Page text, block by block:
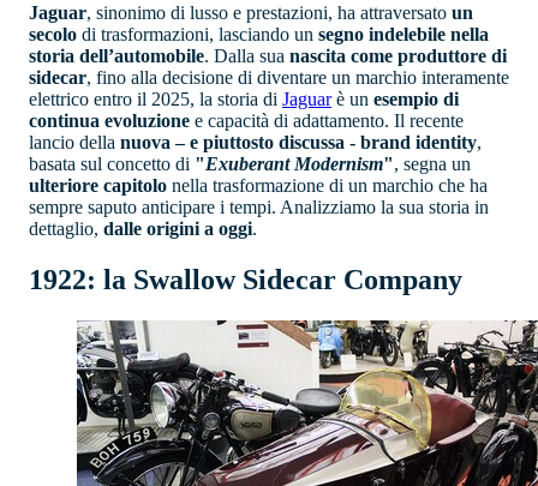
Jaguar, sinonimo di lusso e prestazioni, ha attraversato un
secolo di trasformazioni, lasciando un segno indelebile nella
storia dell’automobile. Dalla sua nascita come produttore di
sidecar, fino alla decisione di diventare un marchio interamente
elettrico entro il 2025, la storia di Jaguarè un esempio di
continua evoluzione e capacità di adattamento. Il recente
lancio della nuova – e piuttosto discussa - brand identity,
basata sul concetto di "Exuberant Modernism", segna un
ulteriore capitolo nella trasformazione di un marchio che ha
sempre saputo anticipare i tempi. Analizziamo la sua storia in
dettaglio, dalle origini a oggi.
1922: la Swallow Sidecar Company